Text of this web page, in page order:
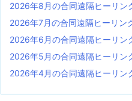
2026年8月の合同遠隔ヒーリン
2026年7月の合同遠隔ヒーリン
2026年6月の合同遠隔ヒーリン
2026年5月の合同遠隔ヒーリン
2026年4月の合同遠隔ヒーリン